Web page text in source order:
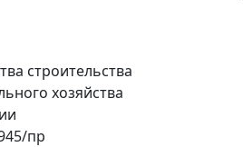
строительства
хозяйства
пр